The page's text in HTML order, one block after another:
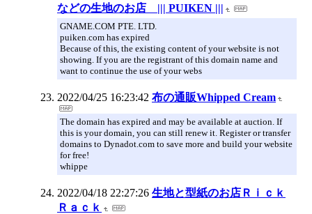
などの生地のお店 ||| PUIKEN |||
GNAME.COM PTE. LTD.
puiken.com has expired
Because of this, the existing content of your website is not
showing. If you are the registrant of this domain name and
want to continue the use of your webs
2022/04/25 16:23:42 布の通販Whipped Cream
The domain has expired and may be available at auction. If
this is your domain, you can still renew it. Register or transfer
domains to Dynadot.com to save more and build your website
for free!
whippe
2022/04/18 22:27:26 生地と型紙のお店Ｒｉｃｋ
Ｒａｃｋ